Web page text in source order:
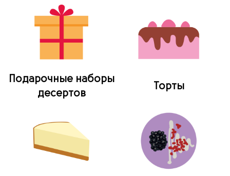
Подарочные наборы
десертов
Торты